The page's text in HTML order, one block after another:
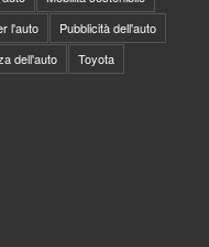
l'auto
Pubblicità dell'auto
dell'auto
Toyota